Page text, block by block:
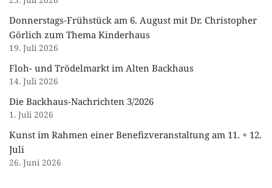
Donnerstags-Frühstück am 6. August mit Dr. Christopher
Görlich zum Thema Kinderhaus
19. Juli 2026
Floh- und Trödelmarkt im Alten Backhaus
14. Juli 2026
Die Backhaus-Nachrichten 3/2026
1. Juli 2026
Kunst im Rahmen einer Benefizveranstaltung am 11. + 12.
Juli
26. Juni 2026